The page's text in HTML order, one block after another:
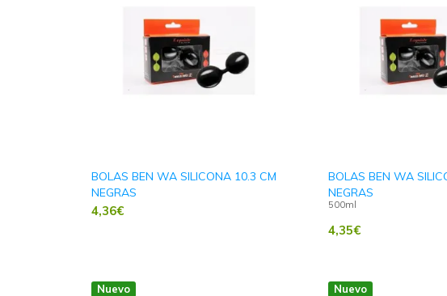
BOLAS BEN WA SILICONA 10.3 CM
NEGRAS
4,36€
BOLAS BEN WA
NEGRAS
500ml
4,35€
Nuevo Nuevo